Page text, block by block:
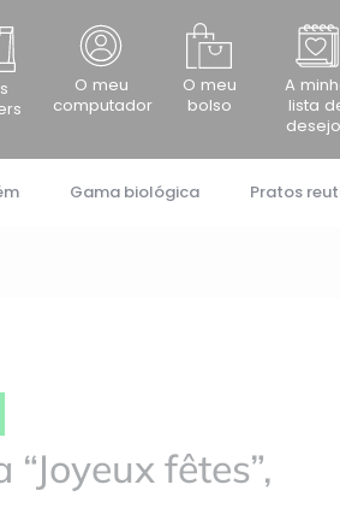
O meu
computador
O meu
bolso
A
lista
Gama biológica Pratos
fêtes”,